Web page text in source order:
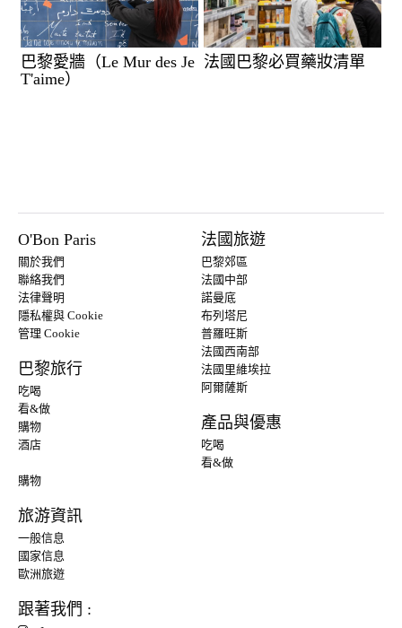
巴黎愛牆（Le Mur des Je
T'aime）
法國巴黎必買藥妝清單
O'Bon Paris
關於我們
聯絡我們
法律聲明
隱私權與 Cookie
管理 Cookie
巴黎旅行
吃喝
看&做
購物
酒店
法國旅遊
巴黎郊區
法國中部
諾曼底
布列塔尼
普羅旺斯
法國西南部
法國里維埃拉
阿爾薩斯
產品與優惠
吃喝
看&做
購物
旅游資訊
一般信息
國家信息
歐洲旅遊
跟著我們 :